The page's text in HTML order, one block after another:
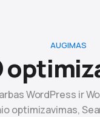
AUGIMAS
WordPress ir
optimizavimas,